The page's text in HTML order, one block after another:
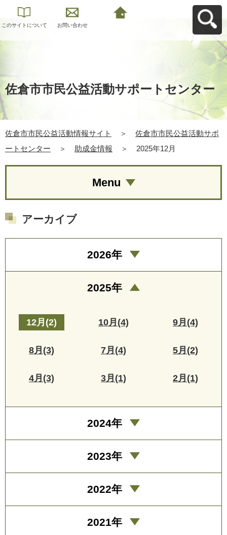
このサイトについて お問い合わせ
佐倉市市民公益活動サポートセンター
佐倉市市民公益活動情報サイト ＞
佐倉市市民公益活動サポ
ートセンター
＞ 助成金情報 ＞ 2025年12月
Menu
アーカイブ
2026年
2025年
12月(2) 10月(4) 9月(4)
8月(3) 7月(4) 5月(2)
4月(3) 3月(1) 2月(1)
2024年
2023年
2022年
2021年